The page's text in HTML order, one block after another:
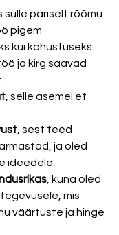
sulle päriselt rõõmu
pigem
kui kohustuseks.
ja kirg saavad
, selle asemel et
, sest teed
ja oled
ideedele.
, kuna oled
mis
väärtuste ja hinge